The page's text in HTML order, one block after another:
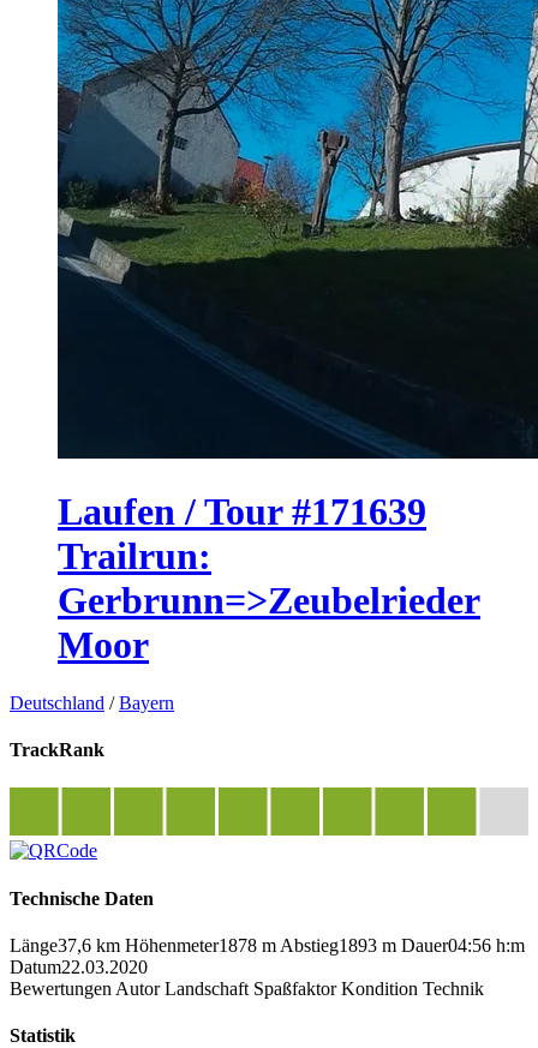
Laufen / Tour #171639
Trailrun:
Gerbrunn=>Zeubelrieder
Moor
Deutschland /Bayern
TrackRank
Technische Daten
Länge37,6 km Höhenmeter1878 m Abstieg1893 m Dauer04:56 h:m
Datum22.03.2020
Bewertungen Autor Landschaft Spaßfaktor Kondition Technik
Statistik